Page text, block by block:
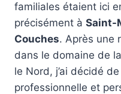
familiales étaient ici
précisément à Saint-
Couches. Après une
dans le domaine de
le Nord, j’ai décidé
professionnelle et